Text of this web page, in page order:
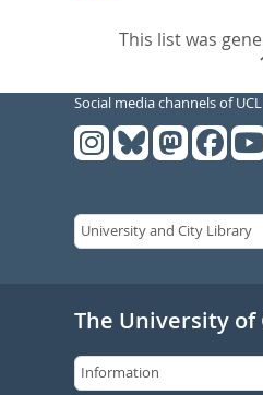
This list was
Social media channels of UCL
The University of